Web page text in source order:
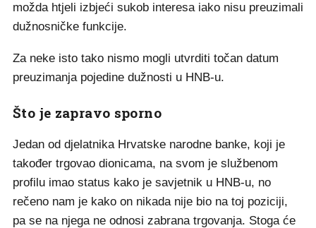
možda htjeli izbjeći sukob interesa iako nisu preuzimali
dužnosničke funkcije.
Za neke isto tako nismo mogli utvrditi točan datum
preuzimanja pojedine dužnosti u HNB-u.
Što je zapravo sporno
Jedan od djelatnika Hrvatske narodne banke, koji je
također trgovao dionicama, na svom je službenom
profilu imao status kako je savjetnik u HNB-u, no
rečeno nam je kako on nikada nije bio na toj poziciji,
pa se na njega ne odnosi zabrana trgovanja. Stoga će